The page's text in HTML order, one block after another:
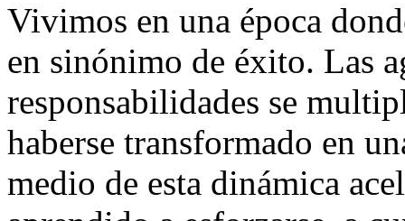
Vivimos en una época
en sinónimo de éxito. Las
responsabilidades se
haberse transformado en
medio de esta dinámica